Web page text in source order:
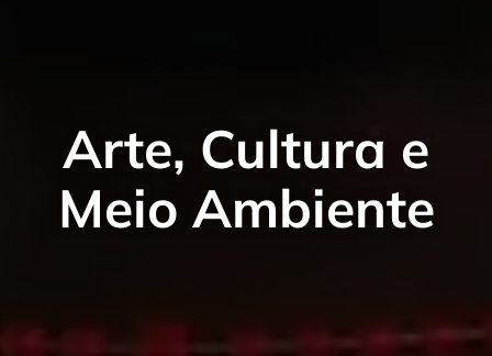
Arte, Cultura e
Meio Ambiente